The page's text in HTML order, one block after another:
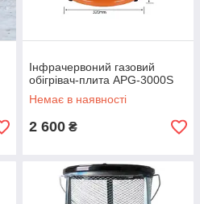
Інфрачервоний газовий
обігрівач-плита APG-3000S
Немає в наявності
2 600 ₴